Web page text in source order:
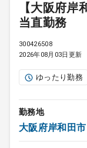
【大阪府岸
当直勤務
300426508
2026年08月03日更新
ゆったり勤務
勤務地
大阪府岸和田市